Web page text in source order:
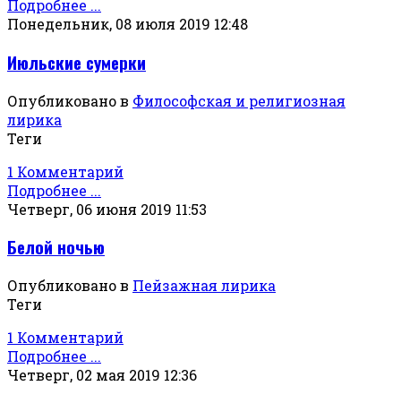
Подробнее ...
Понедельник, 08 июля 2019 12:48
Июльские сумерки
Опубликовано в Философская и религиозная
лирика
Теги
1 Комментарий
Подробнее ...
Четверг, 06 июня 2019 11:53
Белой ночью
Опубликовано в Пейзажная лирика
Теги
1 Комментарий
Подробнее ...
Четверг, 02 мая 2019 12:36